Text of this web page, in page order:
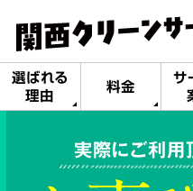
選ばれる
理由
料金
サ
実際にご利用